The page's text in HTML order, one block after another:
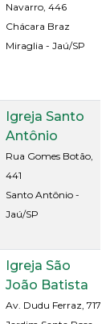
Navarro, 446
Chácara Braz
Miraglia - Jaú/SP
Igreja Santo
Antônio
Rua Gomes Botão,
441
Santo Antônio -
Jaú/SP
Igreja São
João Batista
Av. Dudu Ferraz, 717